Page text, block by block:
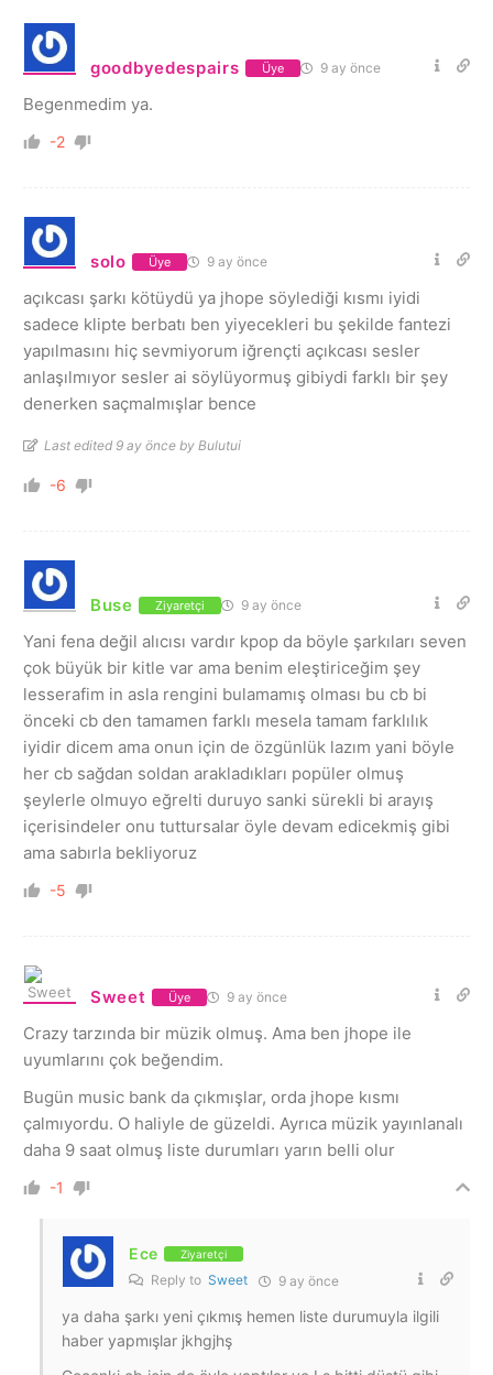
goodbyedespairs Üye 9 ay önce
Begenmedim ya.
-2
solo Üye 9 ay önce
açıkcası şarkı kötüydü ya jhope söylediği kısmı iyidi
sadece klipte berbatı ben yiyecekleri bu şekilde fantezi
yapılmasını hiç sevmiyorum iğrençti açıkcası sesler
anlaşılmıyor sesler ai söylüyormuş gibiydi farklı bir şey
denerken saçmalmışlar bence
Last edited 9 ay önce by Bulutui
-6
Buse Ziyaretçi 9 ay önce
Yani fena değil alıcısı vardır kpop da böyle şarkıları seven
çok büyük bir kitle var ama benim eleştiriceğim şey
lesserafim in asla rengini bulamamış olması bu cb bi
önceki cb den tamamen farklı mesela tamam farklılık
iyidir dicem ama onun için de özgünlük lazım yani böyle
her cb sağdan soldan arakladıkları popüler olmuş
şeylerle olmuyo eğrelti duruyo sanki sürekli bi arayış
içerisindeler onu tuttursalar öyle devam edicekmiş gibi
ama sabırla bekliyoruz
-5
Sweet Üye 9 ay önce
Crazy tarzında bir müzik olmuş. Ama ben jhope ile
uyumlarını çok beğendim.
Bugün music bank da çıkmışlar, orda jhope kısmı
çalmıyordu. O haliyle de güzeldi. Ayrıca müzik yayınlanalı
daha 9 saat olmuş liste durumları yarın belli olur
-1
Ece Ziyaretçi
Reply to Sweet 9 ay önce
ya daha şarkı yeni çıkmış hemen liste durumuyla ilgili
haber yapmışlar jkhgjhş